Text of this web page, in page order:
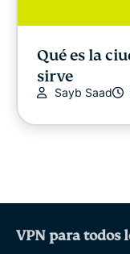
Qué es la
sirve
Sayb Saad
VPN para todos